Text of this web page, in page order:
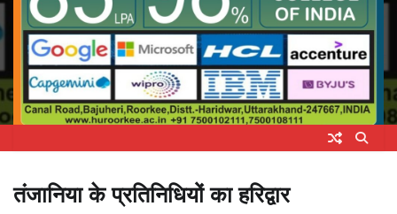
तंजानिया के प्रतिनिधियों का हरिद्वार